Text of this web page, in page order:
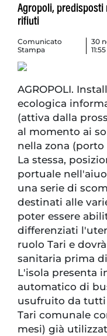
Agropoli,
rifiuti
Comunicato
Stampa
30
11:55
AGROPOLI.
ecologica
(attiva dalla
al momento ai
nella zona (porto
La stessa,
portuale
una serie di
destinati alle
poter essere
differenziati
ruolo Tari e
sanitaria prima
L'isola presenta
automatico di
usufruito da
Tari comunale
mesi) già